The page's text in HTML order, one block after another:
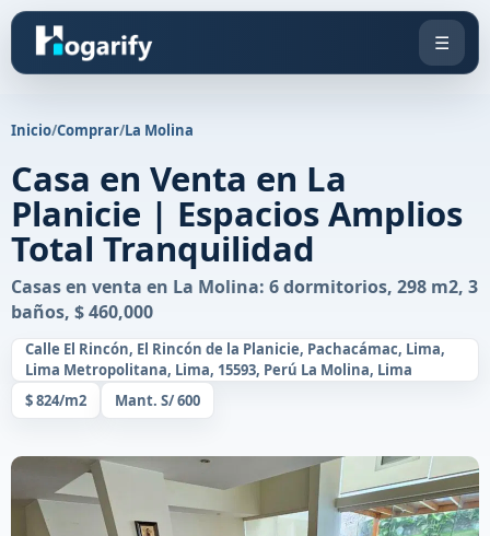
☰
Inicio/Comprar/La Molina
Casa en Venta en La
Planicie | Espacios Amplios
Total Tranquilidad
Casas en venta en La Molina: 6 dormitorios, 298 m2, 3
baños, $ 460,000
Calle El Rincón, El Rincón de la Planicie, Pachacámac, Lima,
Lima Metropolitana, Lima, 15593, Perú La Molina, Lima
$ 824/m2
Mant. S/ 600